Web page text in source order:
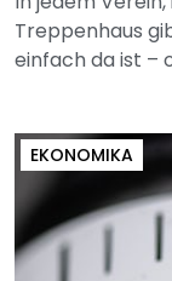
Treppenhaus
einfach da ist –
EKONOMIKA